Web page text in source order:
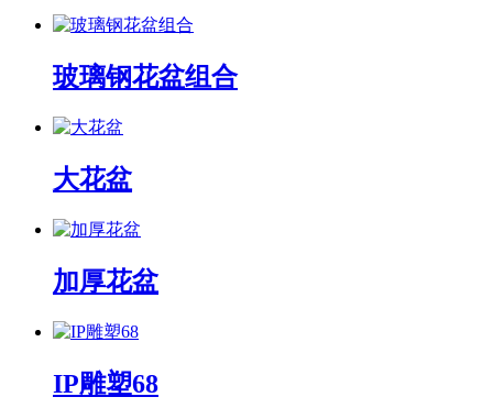
玻璃钢花盆组合
大花盆
加厚花盆
IP雕塑68